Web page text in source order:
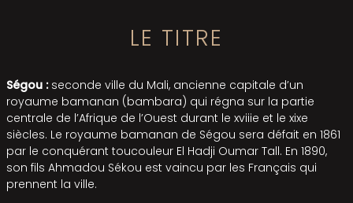
LE TITRE
Ségou :seconde ville du Mali, ancienne capitale d’un
royaume bamanan (bambara) qui régna sur la partie
centrale de l’Afrique de l’Ouest durant le xviiie et le xixe
siècles. Le royaume bamanan de Ségou sera défait en 1861
par le conquérant toucouleur El Hadji Oumar Tall. En 1890,
son fils Ahmadou Sékou est vaincu par les Français qui
prennent la ville.